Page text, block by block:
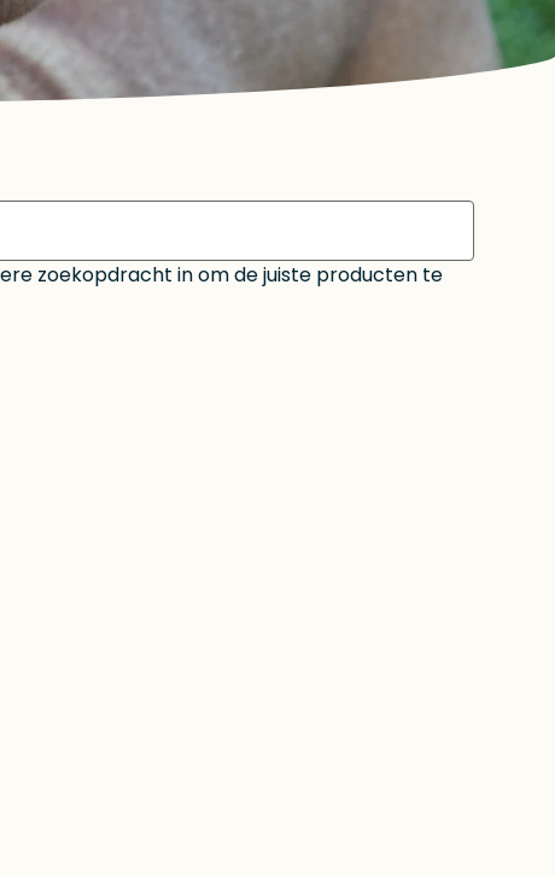
zoekopdracht in om de juiste producten te